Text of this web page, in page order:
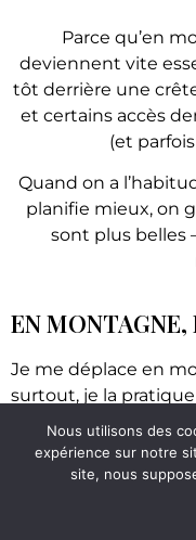
Parce qu’en
deviennent vite
tôt derrière une
et certains accès
(et
Quand on a
planifie mieux, on
sont plus belles
EN
Je me déplace en
surtout, je la
suis à l’aise sur le
emmener là où la
du sens.
Cela ouvre des
engagement sur un
Nous utilisons des
expérience sur notre
site, nous